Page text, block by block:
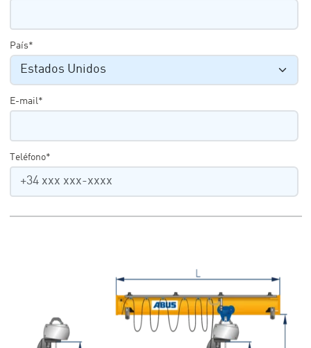
País*
E-mail*
Teléfono*